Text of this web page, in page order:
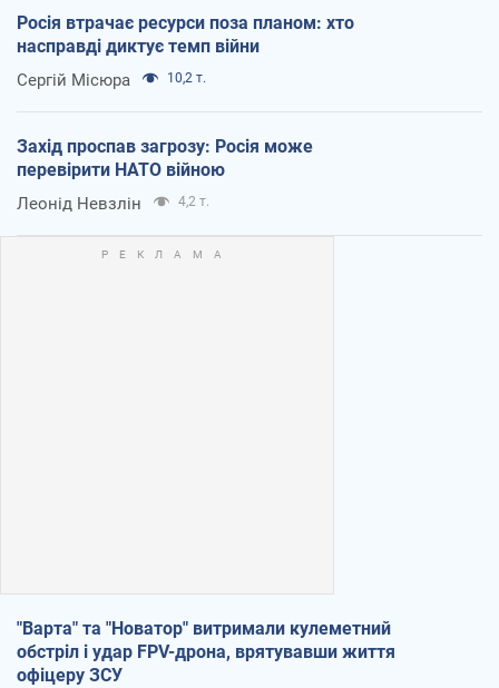
Росія втрачає ресурси поза планом: хто
насправді диктує темп війни
Сергій Місюра 10,2 т.
Захід проспав загрозу: Росія може
перевірити НАТО війною
Леонід Невзлін 4,2 т.
"Варта" та "Новатор" витримали кулеметний
обстріл і удар FPV-дрона, врятувавши життя
офіцеру ЗСУ